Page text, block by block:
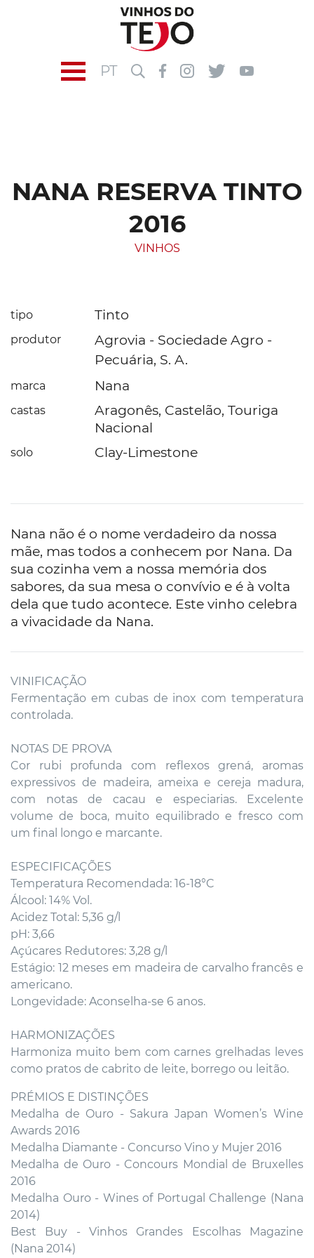
PT
NANA RESERVA TINTO
2016
VINHOS
tipo Tinto
produtor
Agrovia - Sociedade Agro -
Pecuária, S. A.
marca Nana
castas
Aragonês, Castelão, Touriga
Nacional
solo Clay-Limestone
Nana não é o nome verdadeiro da nossa
mãe, mas todos a conhecem por Nana. Da
sua cozinha vem a nossa memória dos
sabores, da sua mesa o convívio e é à volta
dela que tudo acontece. Este vinho celebra
a vivacidade da Nana.
VINIFICAÇÃO
Fermentação em cubas de inox com temperatura
controlada.
NOTAS DE PROVA
Cor rubi profunda com reflexos grená, aromas
expressivos de madeira, ameixa e cereja madura,
com notas de cacau e especiarias. Excelente
volume de boca, muito equilibrado e fresco com
um final longo e marcante.
ESPECIFICAÇÕES
Temperatura Recomendada: 16-18°C
Álcool: 14% Vol.
Acidez Total: 5,36 g/l
pH: 3,66
Açúcares Redutores: 3,28 g/l
Estágio: 12 meses em madeira de carvalho francês e
americano.
Longevidade: Aconselha-se 6 anos.
HARMONIZAÇÕES
Harmoniza muito bem com carnes grelhadas leves
como pratos de cabrito de leite, borrego ou leitão.
PRÉMIOS E DISTINÇÕES
Medalha de Ouro - Sakura Japan Women’s Wine
Awards 2016
Medalha Diamante - Concurso Vino y Mujer 2016
Medalha de Ouro - Concours Mondial de Bruxelles
2016
Medalha Ouro - Wines of Portugal Challenge (Nana
2014)
Best Buy - Vinhos Grandes Escolhas Magazine
(Nana 2014)